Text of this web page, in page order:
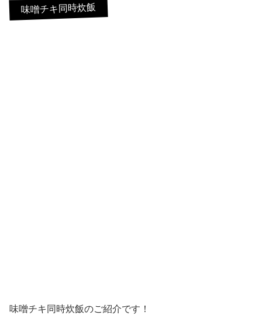
味噌チキ同時炊飯
味噌チキ同時炊飯のご紹介です！